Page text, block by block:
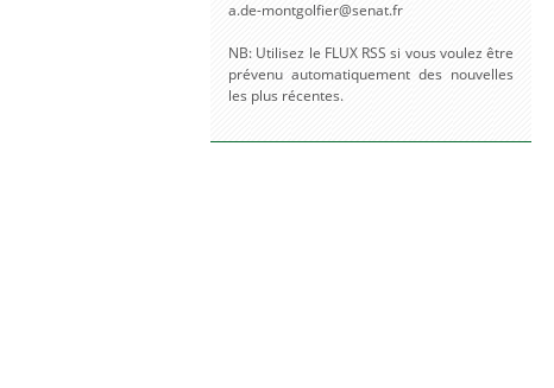
a.de-montgolfier@senat.fr
NB: Utilisez le FLUX RSS si vous voulez être
prévenu automatiquement des nouvelles
les plus récentes.